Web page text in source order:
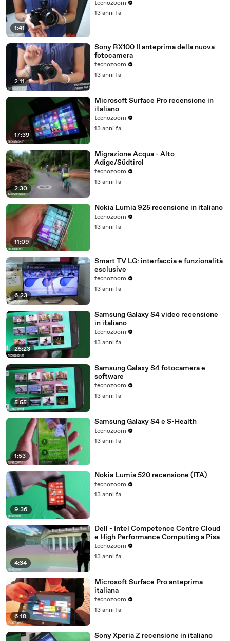
1:41
tecnozoom
13 anni fa
2:11
Sony RX100 II anteprima della nuova
fotocamera
tecnozoom
13 anni fa
17:39
Microsoft Surface Pro recensione in
italiano
tecnozoom
13 anni fa
2:30
Migrazione Acqua - Alto
Adige/Südtirol
tecnozoom
13 anni fa
11:09
Nokia Lumia 925 recensione in italiano
tecnozoom
13 anni fa
6:23
Smart TV LG: interfaccia e funzionalità
esclusive
tecnozoom
13 anni fa
25:23
Samsung Galaxy S4 video recensione
in italiano
tecnozoom
13 anni fa
5:55
Samsung Galaxy S4 fotocamera e
software
tecnozoom
13 anni fa
1:53
Samsung Galaxy S4 e S-Health
tecnozoom
13 anni fa
9:36
Nokia Lumia 520 recensione (ITA)
tecnozoom
13 anni fa
4:34
Dell - Intel Competence Centre Cloud
e High Performance Computing a Pisa
tecnozoom
13 anni fa
6:18
Microsoft Surface Pro anteprima
italiana
tecnozoom
13 anni fa
Sony Xperia Z recensione in italiano